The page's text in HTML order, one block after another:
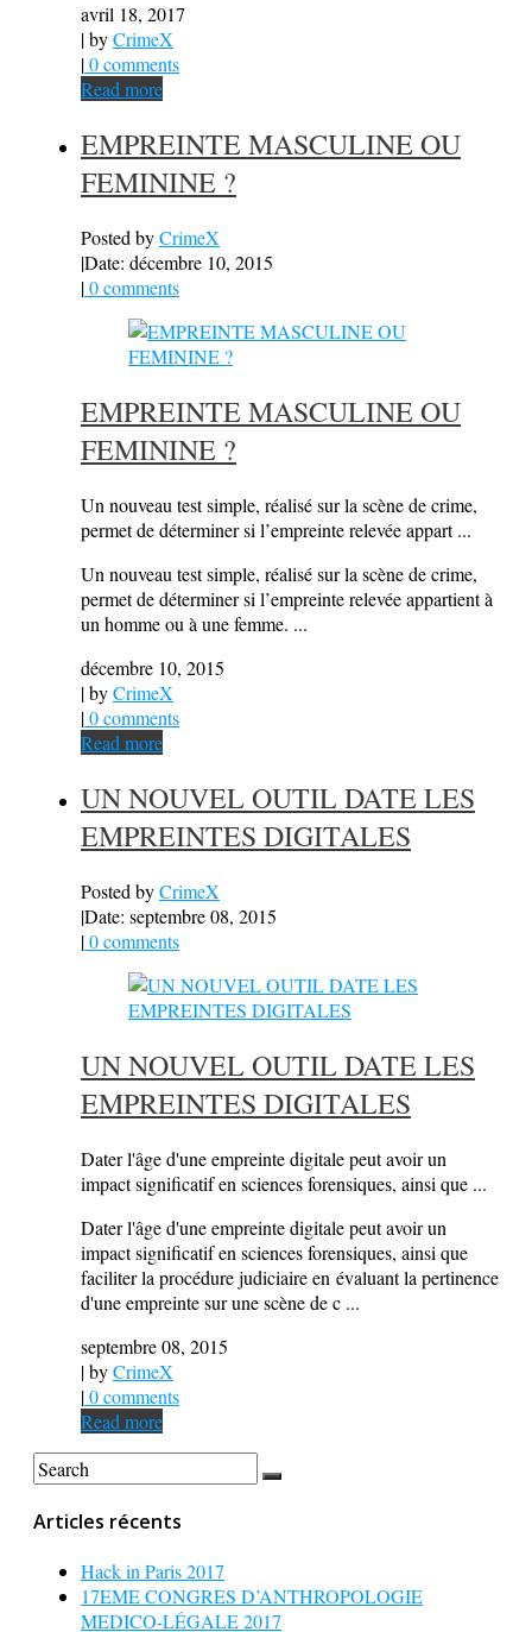
avril 18, 2017
| byCrimeX
|0 comments
Read more
EMPREINTE MASCULINE OU
FEMININE ?
Posted byCrimeX
|Date: décembre 10, 2015
|0 comments
EMPREINTE MASCULINE OU
FEMININE ?
Un nouveau test simple, réalisé sur la scène de crime,
permet de déterminer si l’empreinte relevée appart ...
Un nouveau test simple, réalisé sur la scène de crime,
permet de déterminer si l’empreinte relevée appartient à
un homme ou à une femme. ...
décembre 10, 2015
| byCrimeX
|0 comments
Read more
UN NOUVEL OUTIL DATE LES
EMPREINTES DIGITALES
Posted byCrimeX
|Date: septembre 08, 2015
|0 comments
UN NOUVEL OUTIL DATE LES
EMPREINTES DIGITALES
Dater l'âge d'une empreinte digitale peut avoir un
impact significatif en sciences forensiques, ainsi que ...
Dater l'âge d'une empreinte digitale peut avoir un
impact significatif en sciences forensiques, ainsi que
faciliter la procédure judiciaire en évaluant la pertinence
d'une empreinte sur une scène de c ...
septembre 08, 2015
| byCrimeX
|0 comments
Read more
Articles récents
Hack in Paris 2017
17EME CONGRES D’ANTHROPOLOGIE
MEDICO-LÉGALE 2017